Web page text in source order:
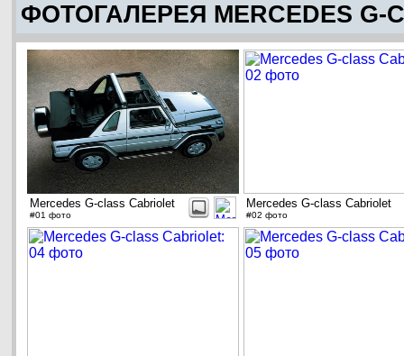
ФОТОГАЛЕРЕЯ MERCEDES G-
Mercedes G-class Cabriolet
#01 фото
Mercedes G-class Cabriolet
#02 фото